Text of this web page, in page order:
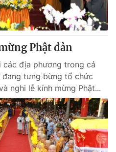
Phật đản
các địa phương trong cả
tưng bừng tổ chức
nghi lễ kính mừng Phật...